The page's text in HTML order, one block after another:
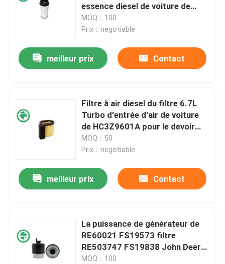
essence diesel de voiture de
Mitsubishi 500054702
5801354114
MOQ：100
Prix：negotiable
meilleur prix Contact
Filtre à air diesel du filtre 6.7L
Turbo d'entrée d'air de voiture
de HC3Z9601A pour le devoir
superbe de série de Ford F
MOQ：50
Prix：negotiable
meilleur prix Contact
La puissance de générateur de
RE60021 FS19573 filtre
RE503747 FS19838 John Deere
Fuel Separator Filter
MOQ：100